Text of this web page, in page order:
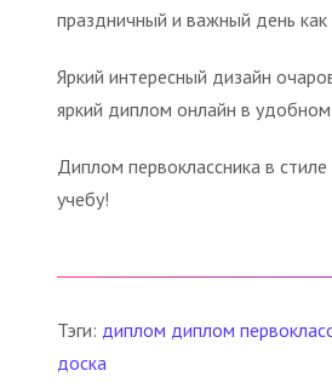
праздничный и важный день как
Яркий интересный дизайн
яркий диплом онлайн в
Диплом первоклассника в
учебу!
Тэги: диплом диплом
доска